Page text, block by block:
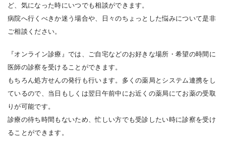
ど、気になった時にいつでも相談ができます。
病院へ行くべきか迷う場合や、日々のちょっとした悩みについて是非
ご相談ください。
『オンライン診療』では、ご自宅などのお好きな場所・希望の時間に
医師の診察を受けることができます。
もちろん処方せんの発行も行います。多くの薬局とシステム連携をし
ているので、当日もしくは翌日午前中にお近くの薬局にてお薬の受取
りが可能です。
診療の待ち時間もないため、忙しい方でも受診したい時に診察を受け
ることができます。